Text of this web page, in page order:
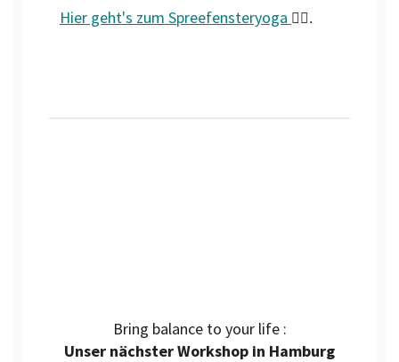
Hier geht's zum Spreefensteryoga 🤸‍♂️.
Bring balance to your life :
Unser nächster Workshop in Hamburg